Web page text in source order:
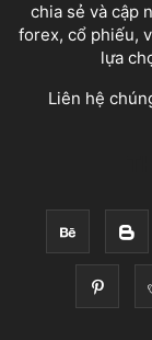
chia sẻ và cập
forex, cổ phiếu,
lựa
Liên hệ